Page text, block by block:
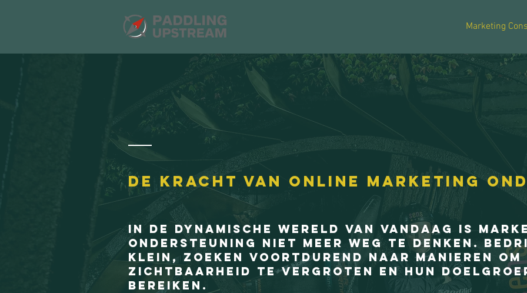
Marketing
DE kracht van online marketing
In de dynamische wereld van vandaag is
ondersteuning niet meer weg te denken.
klein, zoeken voortdurend naar manieren om
zichtbaarheid te vergroten en hun
bereiken.